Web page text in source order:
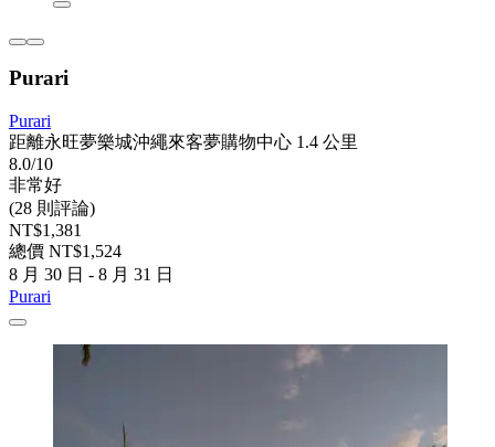
Purari
Purari
距離永旺夢樂城沖繩來客夢購物中心 1.4 公里
8.0/10
非常好
(28 則評論)
NT$1,381
總價 NT$1,524
8 月 30 日 - 8 月 31 日
Purari